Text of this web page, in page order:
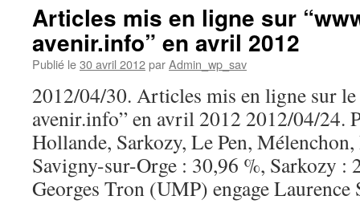
plus
importants
:
les
candidats
ou
les
électeurs
?
Articles mis en ligne sur
avenir.info” en avril 2012
Publié le30 avril 2012parAdmin_wp_sav
2012/04/30. Articles mis en ligne sur
avenir.info” en avril 2012 2012/04/24.
Hollande, Sarkozy, Le Pen,
Savigny-sur-Orge : 30,96 %, Sarkozy :
Georges Tron (UMP) engage